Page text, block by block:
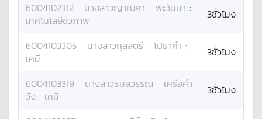
6004102312 นางสาวญาณิศา พะวันนา :
เทคโนโลยีชีวภาพ
3ชั่วโมง
6004103305 นางสาวกุลสตรี โปธาคำ :
เคมี
3ชั่วโมง
6004103319 นางสาวธมลวรรณ
เครือคำ
วัง : เคมี 3ชั่วโมง